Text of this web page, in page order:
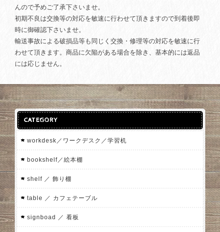
んので予めご了承下さいませ。
初期不良は交換等の対応を敏速に行わせて頂きますので到着後即
時に御確認下さいませ。
輸送事故による破損品等も同じく交換・修理等の対応を敏速に行
わせて頂きます。商品に欠陥がある場合を除き、基本的には返品
には応じません。
CATEGORY
workdesk／ワークデスク／学習机
bookshelf／絵本棚
shelf ／ 飾り棚
table ／ カフェテーブル
signboad ／ 看板